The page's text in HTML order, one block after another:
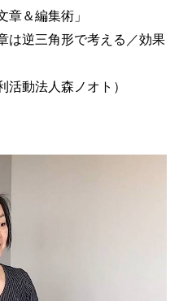
章＆編集術」
は逆三角形で考える／効果
動法人森ノオト）